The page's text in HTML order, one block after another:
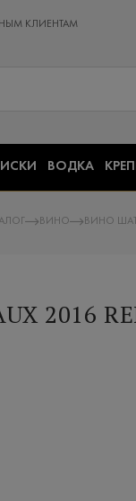
КЛИЕНТАМ
ВОДКА
ВИНО ВИНО
2016